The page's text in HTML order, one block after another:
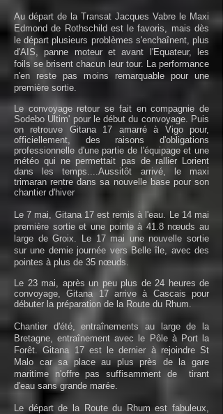
Au départ de la Transat Jacques Vabre le Maxi
Edmond de Rothschild est le favoris, mais dès
le départ plusieurs problèmes s'enchaînent, plus
d'AIS, panne moteur et avant l'Equateur, les
foils se brisent chacun leur tour. La performance
n'en reste pas moins remarquable pour une
première sortie.
Le convoyage retour se fait en compagnie de
Sodebo Ultim' pour le début du convoyage. Puis
on retrouve Gitana 17 amarré à Vigo pour,
officiellement, des raisons d'obligations
professionnelle d'une partie de l'équipage et une
météo qui ne permettait pas de rallier Lorient
dans les temps....Aussitôt arrivé, le maxi
trimaran rentre dans sa nouvelle base pour son
chantier d'hiver
Le 7 mai, Gitana 17 est remis à l'eau. Le 14 mai
première sortie et une pointe à 41.8 nœuds au
large de Groix. Le 17 mai une nouvelle sortie
sur une demie journée vers Belle île, avec des
pointes à plus de 35 nœuds.
Le 23 mai, après un peu plus de 24 heures de
convoyage, Gitana 17 arrive à Cascais pour
débuter la préparation de la Route du Rhum.
Chantier d'été, entraînements au large de la
Bretagne, entraînement avec le Pôle à Port la
Forêt. Gitana 17 est le dernier à rejoindre St
Malo car sa place au plus près de la gare
maritime n'offre pas suffisamment de tirant
d'eau sans grande marée.
Le départ de la Route du Rhum est fabuleux,